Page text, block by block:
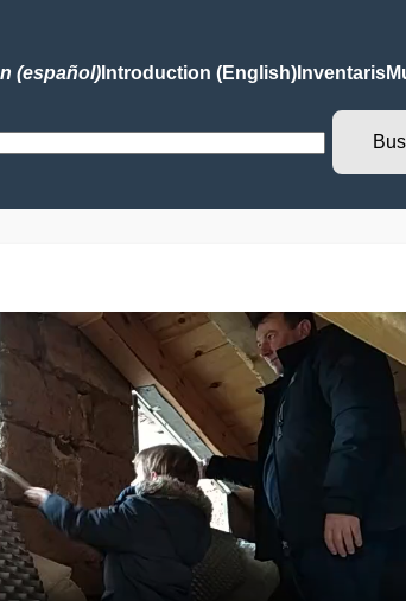
(español)Introduction (English)Inventaris